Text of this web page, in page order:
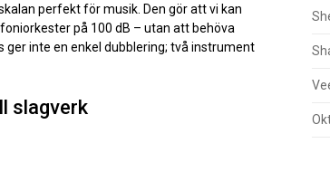
perfekt för musik. Den gör att vi kan
på 100 dB – utan att behöva
inte en enkel dubblering; två instrument
slagverk